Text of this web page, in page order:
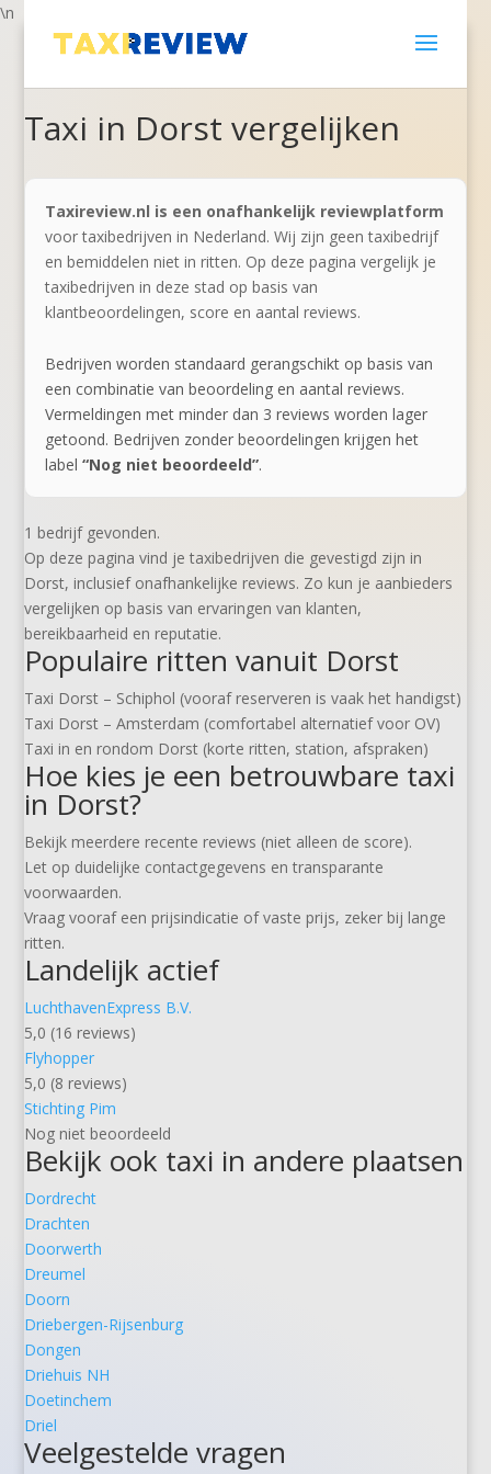
\n
Taxi in Dorst vergelijken
Taxireview.nl is een onafhankelijk reviewplatform
voor taxibedrijven in Nederland. Wij zijn geen taxibedrijf
en bemiddelen niet in ritten. Op deze pagina vergelijk je
taxibedrijven in deze stad op basis van
klantbeoordelingen, score en aantal reviews.
Bedrijven worden standaard gerangschikt op basis van
een combinatie van beoordeling en aantal reviews.
Vermeldingen met minder dan 3 reviews worden lager
getoond. Bedrijven zonder beoordelingen krijgen het
label“Nog niet beoordeeld”.
1 bedrijf gevonden.
Op deze pagina vind je taxibedrijven die gevestigd zijn in
Dorst, inclusief onafhankelijke reviews. Zo kun je aanbieders
vergelijken op basis van ervaringen van klanten,
bereikbaarheid en reputatie.
Populaire ritten vanuit Dorst
Taxi Dorst – Schiphol (vooraf reserveren is vaak het handigst)
Taxi Dorst – Amsterdam (comfortabel alternatief voor OV)
Taxi in en rondom Dorst (korte ritten, station, afspraken)
Hoe kies je een betrouwbare taxi
in Dorst?
Bekijk meerdere recente reviews (niet alleen de score).
Let op duidelijke contactgegevens en transparante
voorwaarden.
Vraag vooraf een prijsindicatie of vaste prijs, zeker bij lange
ritten.
Landelijk actief
LuchthavenExpress B.V.
5,0 (16 reviews)
Flyhopper
5,0 (8 reviews)
Stichting Pim
Nog niet beoordeeld
Bekijk ook taxi in andere plaatsen
Dordrecht
Drachten
Doorwerth
Dreumel
Doorn
Driebergen-Rijsenburg
Dongen
Driehuis NH
Doetinchem
Driel
Veelgestelde vragen